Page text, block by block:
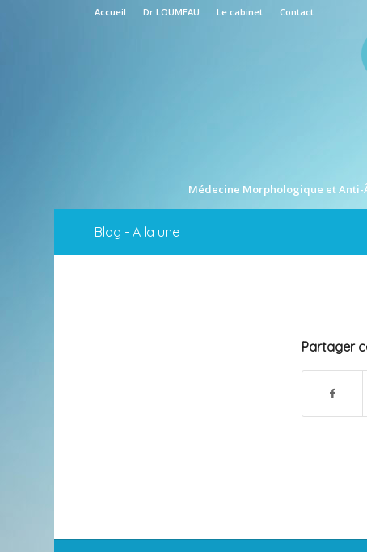
Accueil Dr LOUMEAU Le cabinet Contact
Médecine Morphologique et Anti-
Blog - A la une
Partager